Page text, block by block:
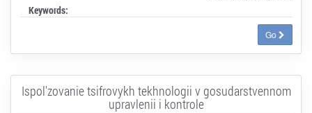
Keywords:
Go
Ispol'zovanie tsifrovykh tekhnologii v gosudarstvennom
upravlenii i kontrole